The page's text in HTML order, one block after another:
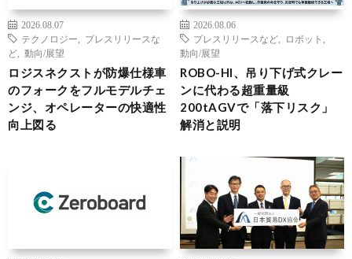
2026.08.07
テクノロジー
プレスリリースな
ど
動向/展望
ロジスネクストが防爆仕様車
のフォークをフルモデルチェ
ンジ、オペレーターの快適性
向上図る
2026.08.06
プレスリリースなど
ロボット
動向/展望
ROBO-HI、吊り下げ式クレー
ンに代わる超重量級
200tAGVで「落下リスク」
解消と説明